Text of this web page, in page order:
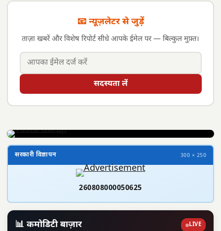
📧 न्यूज़लेटर से जुड़ें
ताज़ा खबरें और विशेष रिपोर्ट सीधे आपके ईमेल पर — बिल्कुल मुफ़्त।
सदस्यता लें
सरकारी विज्ञापन 300 × 250
260808000050625
📊 कमोडिटी बाज़ार LIVE